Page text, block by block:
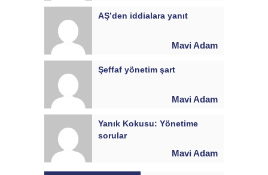
AŞ’den iddialara yanıt
Mavi Adam
Şeffaf yönetim şart
Mavi Adam
Yanık Kokusu: Yönetime
sorular
Mavi Adam